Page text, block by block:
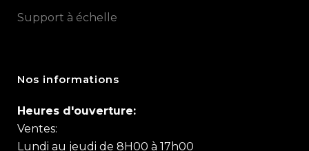
Support à échelle
Nos informations
Heures d'ouverture:
Ventes:
Lundi au jeudi de 8H00 à 17h00